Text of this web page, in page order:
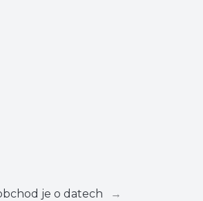
je o datech →